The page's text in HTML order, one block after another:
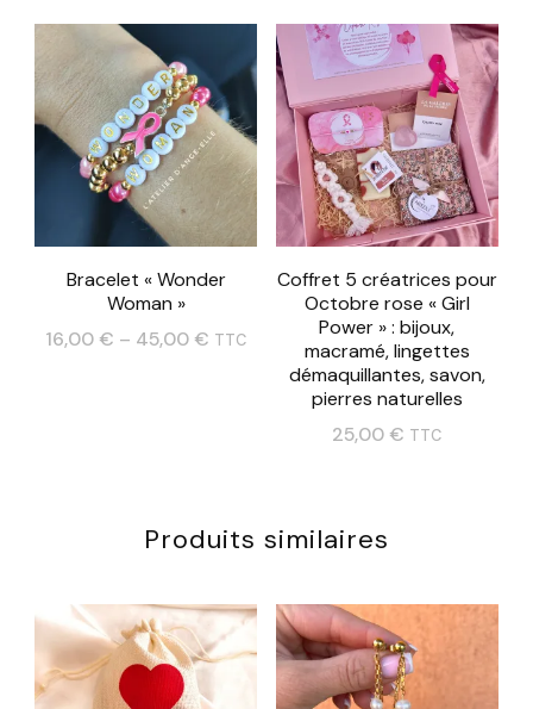
a
plusieurs
variations.
Les
options
peuvent
choisies
sur
a
plusieurs
variations.
Les
options
peuvent
être
choisies
sur
la
page
Bracelet « Wonder
Woman »
16,00 € – 45,00 € TTC
variations.
options
peuvent
être
Coffret 5 créatrices pour
Octobre rose « Girl
Power » : bijoux,
macramé, lingettes
démaquillantes, savon,
pierres naturelles
25,00 € TTC
Produits similaires